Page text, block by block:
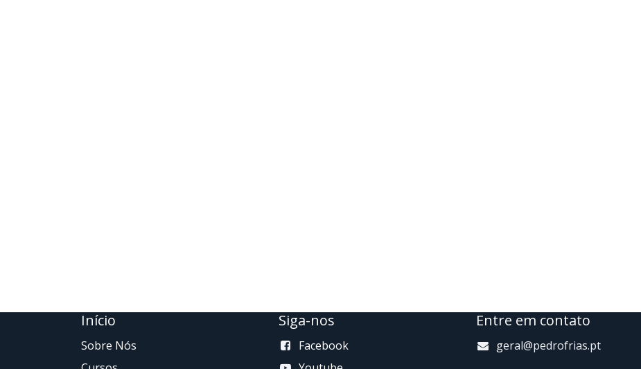
Início
Sobre Nós
Siga-nos
Facebook
Entre em contato
geral@pedrofrias.pt